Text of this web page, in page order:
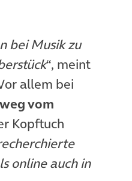
bei Musik zu
“, meint
allem bei
weg vom
Kopftuch
online auch in